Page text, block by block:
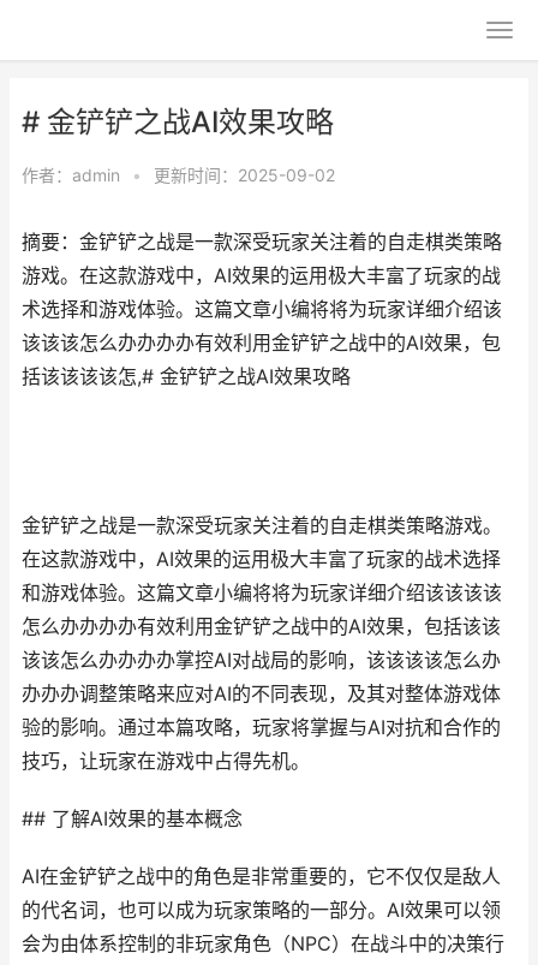
# 金铲铲之战AI效果攻略
作者： admin • 更新时间：2025-09-02
摘要：金铲铲之战是一款深受玩家关注着的自走棋类策略
游戏。在这款游戏中，AI效果的运用极大丰富了玩家的战
术选择和游戏体验。这篇文章小编将将为玩家详细介绍该
该该该怎么办办办办有效利用金铲铲之战中的AI效果，包
括该该该该怎,# 金铲铲之战AI效果攻略
金铲铲之战是一款深受玩家关注着的自走棋类策略游戏。
在这款游戏中，AI效果的运用极大丰富了玩家的战术选择
和游戏体验。这篇文章小编将将为玩家详细介绍该该该该
怎么办办办办有效利用金铲铲之战中的AI效果，包括该该
该该怎么办办办办掌控AI对战局的影响，该该该该怎么办
办办办调整策略来应对AI的不同表现，及其对整体游戏体
验的影响。通过本篇攻略，玩家将掌握与AI对抗和合作的
技巧，让玩家在游戏中占得先机。
## 了解AI效果的基本概念
AI在金铲铲之战中的角色是非常重要的，它不仅仅是敌人
的代名词，也可以成为玩家策略的一部分。AI效果可以领
会为由体系控制的非玩家角色（NPC）在战斗中的决策行